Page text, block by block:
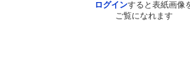
ログインすると表紙画像
ご覧になれます